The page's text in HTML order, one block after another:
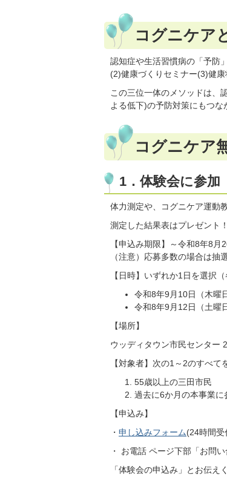
コグニケア
認知症や生活習慣病の「予防
(2)健康づくりセミナー(3)健
この三位一体のメソッドは、
よる低下)の予防対策にもつな
コグニケア
1．体験会に参加
体力測定や、コグニケア運動
測定した結果表はプレゼント！
【申込み期限】～令和8年8月
（注意）応募多数の場合は
【日時】いずれか1日を選択（
令和8年9月10日（木曜
令和8年9月12日（土曜
【場所】
ウッディタウン市民センター
【対象者】次の1～2のすべて
55歳以上の三田市民
過去に6か月の本事業に
【申込み】
・ 申し込みフォーム(24時間受
・ お電話 ページ下部「お問
「体験会の申込み」とお伝え